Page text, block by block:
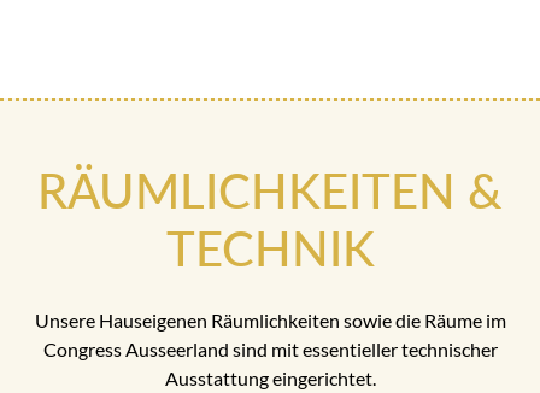
RÄUMLICHKEITEN &
TECHNIK
Unsere Hauseigenen Räumlichkeiten sowie die Räume im
Congress Ausseerland sind mit essentieller technischer
Ausstattung eingerichtet.